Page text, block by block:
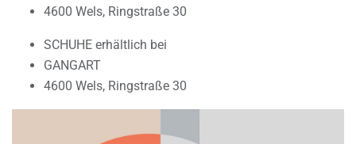
4600 Wels, Ringstraße 30
SCHUHE erhältlich bei
GANGART
4600 Wels, Ringstraße 30